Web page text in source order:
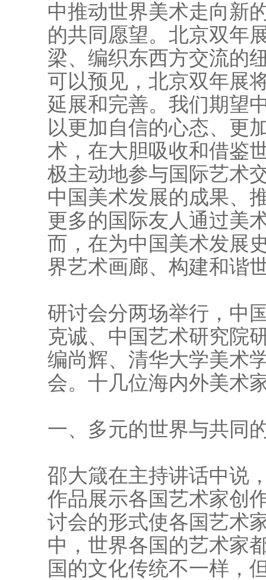
中推动世界美术走向新
的共同愿望。北京双年
梁、编织东西方交流的
可以预见，北京双年展
延展和完善。我们期望
以更加自信的心态、更
术，在大胆吸收和借鉴
极主动地参与国际艺术
中国美术发展的成果、
更多的国际友人通过美
而，在为中国美术发展
界艺术画廊、构建和谐
研讨会分两场举行，中
克诚、中国艺术研究院
编尚辉、清华大学美术
会。十几位海内外美术
一、多元的世界与共同
邵大箴在主持讲话中说
作品展示各国艺术家创
讨会的形式使各国艺术
中，世界各国的艺术家
国的文化传统不一样，